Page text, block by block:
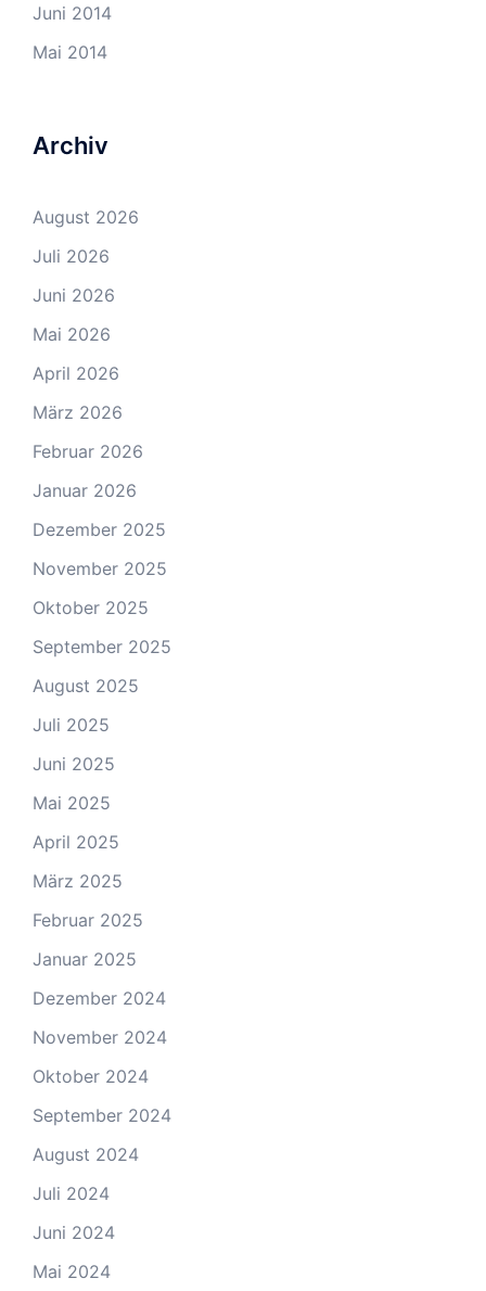
Juni 2014
Mai 2014
Archiv
August 2026
Juli 2026
Juni 2026
Mai 2026
April 2026
März 2026
Februar 2026
Januar 2026
Dezember 2025
November 2025
Oktober 2025
September 2025
August 2025
Juli 2025
Juni 2025
Mai 2025
April 2025
März 2025
Februar 2025
Januar 2025
Dezember 2024
November 2024
Oktober 2024
September 2024
August 2024
Juli 2024
Juni 2024
Mai 2024